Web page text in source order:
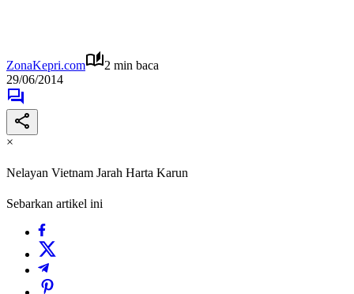
ZonaKepri.com
2 min baca
29/06/2014
×
Nelayan Vietnam Jarah Harta Karun
Sebarkan artikel ini